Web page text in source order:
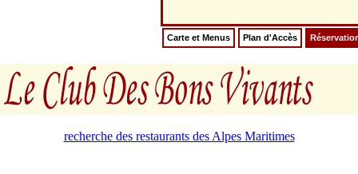
Carte et Menus Plan d'Accès
recherche des restaurants des Alpes Maritimes